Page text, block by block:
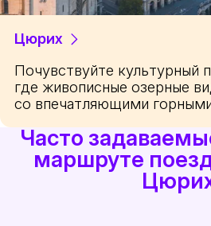
Цюрих
Почувствуйте культурный
где живописные озерные
со впечатляющими
Часто
маршруте